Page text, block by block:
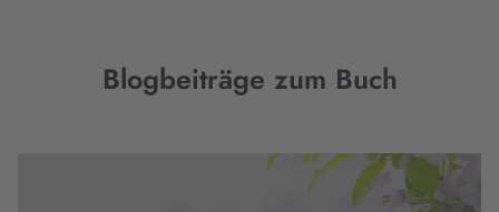
Blogbeiträge zum Buch